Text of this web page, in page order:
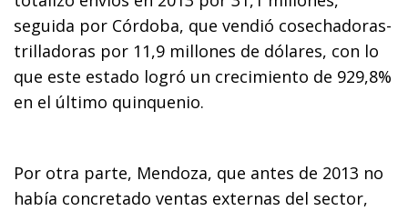
seguida por Córdoba, que vendió cosechadoras-
trilladoras por 11,9 millones de dólares, con lo
que este estado logró un crecimiento de 929,8%
en el último quinquenio.
Por otra parte, Mendoza, que antes de 2013 no
había concretado ventas externas del sector,